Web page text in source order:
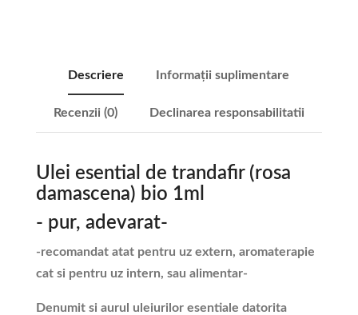
Descriere Informații suplimentare
Recenzii (0) Declinarea responsabilitatii
Ulei esential de trandafir (rosa
damascena) bio 1ml
- pur, adevarat-
-recomandat atat pentru uz extern, aromaterapie
cat si pentru uz intern, sau alimentar-
Denumit si aurul uleiurilor esentiale datorita